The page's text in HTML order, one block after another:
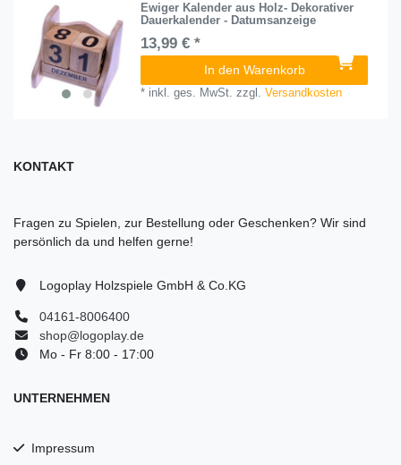
Ewiger Kalender aus Holz- Dekorativer
Dauerkalender - Datumsanzeige
13,99 € *
In den Warenkorb
* inkl. ges. MwSt. zzgl.Versandkosten
KONTAKT
Fragen zu Spielen, zur Bestellung oder Geschenken? Wir sind
persönlich da und helfen gerne!
Logoplay Holzspiele GmbH & Co.KG
04161-8006400
shop@logoplay.de
Mo - Fr 8:00 - 17:00
UNTERNEHMEN
Impressum